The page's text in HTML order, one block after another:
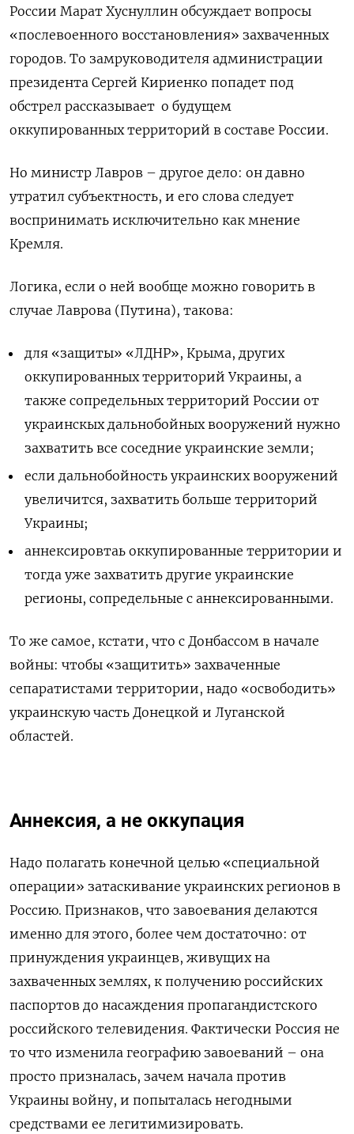
России Марат Хуснуллин обсуждает вопросы
«послевоенного восстановления» захваченных
городов. То замруководителя администрации
президента Сергей Кириенко попадет под
обстрел рассказывает о будущем
оккупированных территорий в составе России.
Но министр Лавров – другое дело: он давно
утратил субъектность, и его слова следует
воспринимать исключительно как мнение
Кремля.
Логика, если о ней вообще можно говорить в
случае Лаврова (Путина), такова:
для «защиты» «ЛДНР», Крыма, других
оккупированных территорий Украины, а
также сопредельных территорий России от
украинскых дальнобойных вооружений нужно
захватить все соседние украинские земли;
если дальнобойность украинских вооружений
увеличится, захватить больше территорий
Украины;
аннексировтаь оккупированные территории и
тогда уже захватить другие украинские
регионы, сопредельные с аннексированными.
То же самое, кстати, что с Донбассом в начале
войны: чтобы «защитить» захваченные
сепаратистами территории, надо «освободить»
украинскую часть Донецкой и Луганской
областей.
Аннексия, а не оккупация
Надо полагать конечной целью «специальной
операции» затаскивание украинских регионов в
Россию. Признаков, что завоевания делаются
именно для этого, более чем достаточно: от
принуждения украинцев, живущих на
захваченных землях, к получению российских
паспортов до насаждения пропагандистского
российского телевидения. Фактически Россия не
то что изменила географию завоеваний – она
просто призналась, зачем начала против
Украины войну, и попыталась негодными
средствами ее легитимизировать.